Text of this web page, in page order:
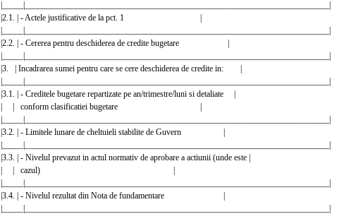
|_____|________________________________________________________________________|
|2.1. | - Actele justificative de la pct. 1 |
|_____|________________________________________________________________________|
|2.2. | - Cererea pentru deschiderea de credite bugetare |
|_____|________________________________________________________________________|
|3. | Incadrarea sumei pentru care se cere deschiderea de credite in: |
|_____|________________________________________________________________________|
|3.1. | - Creditele bugetare repartizate pe an/trimestre/luni si detaliate |
| | conform clasificatiei bugetare |
|_____|________________________________________________________________________|
|3.2. | - Limitele lunare de cheltuieli stabilite de Guvern |
|_____|________________________________________________________________________|
|3.3. | - Nivelul prevazut in actul normativ de aprobare a actiunii (unde este |
| | cazul) |
|_____|________________________________________________________________________|
|3.4. | - Nivelul rezultat din Nota de fundamentare |
|_____|________________________________________________________________________|